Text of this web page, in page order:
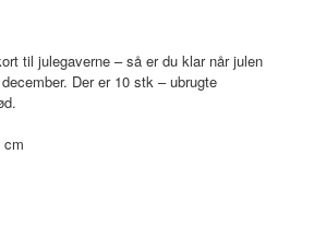
til julegaverne – så er du klar når julen
Der er 10 stk – ubrugte
cm